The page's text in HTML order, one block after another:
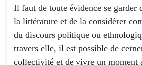
Il faut de toute évidence se garder
la littérature et de la considérer
du discours politique ou
travers elle, il est possible de
collectivité et de vivre un moment